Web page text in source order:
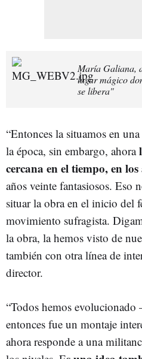
María Galiana,
lugar mágico
se libera"
“Entonces la situamos en
la época, sin embargo, ahora
cercana en el tiempo, en
años veinte fantasiosos. Eso
situar la obra en el inicio del
movimiento sufragista.
la obra, la hemos visto de
también con otra línea de
director.
“Todos hemos
entonces fue un montaje
ahora responde a una